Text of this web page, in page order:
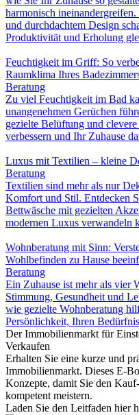
harmonisch
und durchdachtem Design
Produktivität und Erholung
Feuchtigkeit im Griff: So
Raumklima Ihres
Beratung
Zu viel Feuchtigkeit im Bad
unangenehmen Gerüchen
gezielte Belüftung und
verbessern und Ihr Zuhause
Luxus mit Textilien – kleine
Beratung
Textilien sind mehr als nur
Komfort und Stil. Entdecken
Bettwäsche mit gezielten
modernen Luxus verwandeln
Wohnberatung mit Sinn:
Wohlbefinden zu Hause
Beratung
Ein Zuhause ist mehr als vier
Stimmung, Gesundheit und
wie gezielte Wohnberatung
Persönlichkeit, Ihren
Der Immobilienmarkt für
Verkaufen
Erhalten Sie eine kurze und
Immobilienmarkt. Dieses E-
Konzepte, damit Sie den
kompetent meistern.
Laden Sie den Leitfaden hier